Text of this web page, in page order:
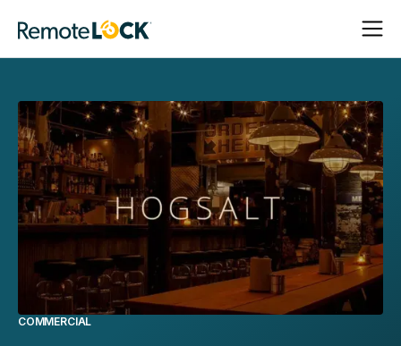
Page
d'accueil
Ouvrir
Fermer
COMMERCIAL